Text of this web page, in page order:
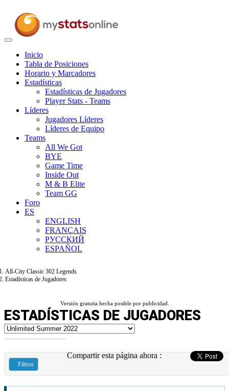
Toggle
navigation
Inicio
Tabla de Posiciones
Horario y Marcadores
Estadísticas
Estadísticas de Jugadores
Player Stats - Teams
Líderes
Jugadores Líderes
Líderes de Equipo
Teams
All We Got
BYE
Game Time
Inside Out
M & B Elite
Team GG
Foro
ES
ENGLISH
FRANÇAIS
РУССКИЙ
ESPAÑOL
All-City Classic 302 Legends
Estadísticas de Jugadores
Versión gratuita hecha posible por publicidad.
ESTADÍSTICAS DE JUGADORES
Compartir esta página ahora :
Filtros